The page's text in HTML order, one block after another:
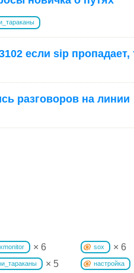
если sip
разговоров на линии
× 6 sox × 6
× 5 настройка